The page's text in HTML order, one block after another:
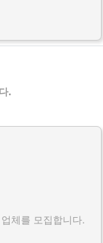
.
체를 모집합니다.